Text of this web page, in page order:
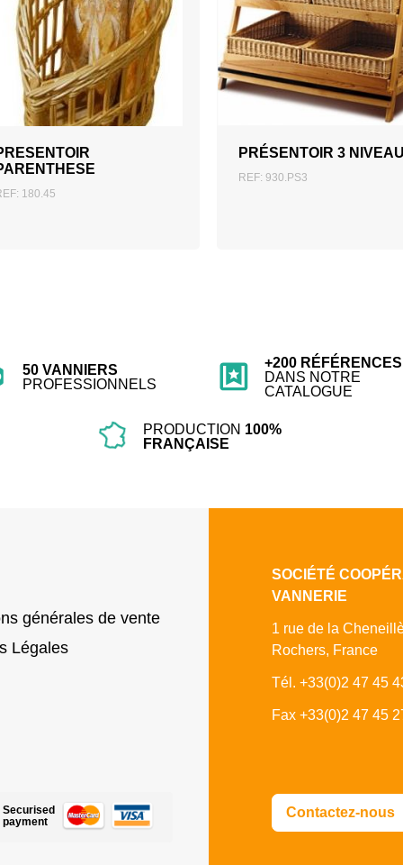
180.45
AJOUTER AU DEVIS
PRÉSENTOIR 3
REF: 930.PS3
AJOUTER AU DEVIS
50 VANNIERS
PROFESSIONNELS
+200 RÉFÉRENCES
DANS NOTRE
CATALOGUE
PRODUCTION 100%
FRANÇAISE
générales de vente
Légales
SOCIÉTÉ
VANNERIE
1 rue de la
Rochers, France
Tél. +33(0)2 47 45
Fax +33(0)2 47 45
Securised
payment
Contactez-nous